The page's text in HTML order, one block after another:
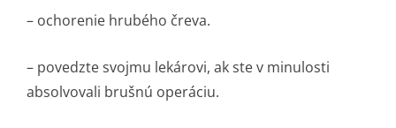
– ochorenie hrubého čreva.
– povedzte svojmu lekárovi, ak ste v minulosti
absolvovali brušnú operáciu.